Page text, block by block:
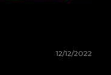
12/12/2022